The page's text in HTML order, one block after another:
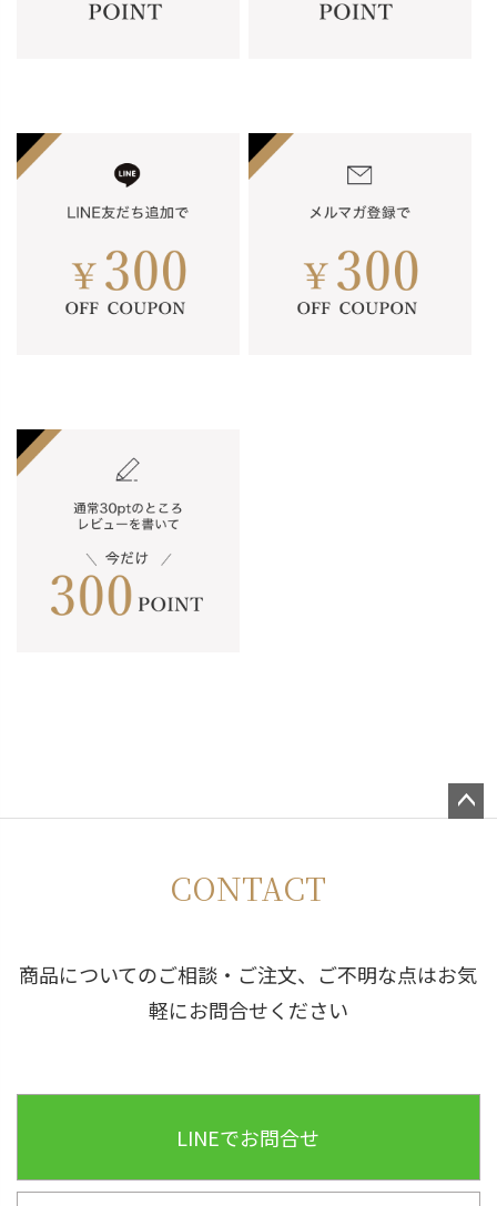
CONTACT
商品についてのご相談・ご注文、ご不明な点はお気
軽にお問合せください
LINEでお問合せ